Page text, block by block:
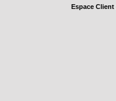
Espace Client